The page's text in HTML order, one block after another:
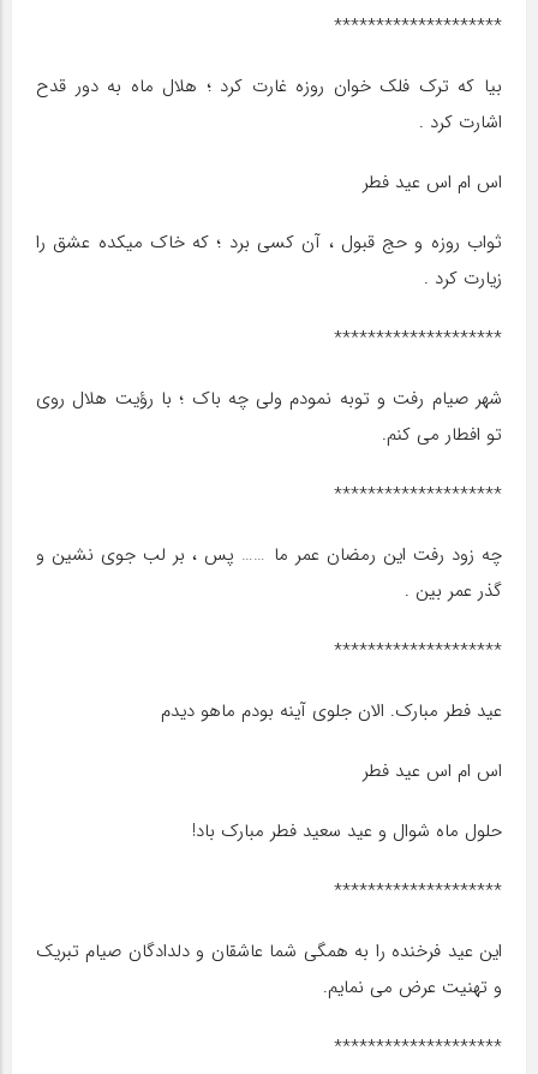
********************
بیا که ترک فلک خوان روزه غارت کرد ؛ هلال ماه به دور قدح
اشارت کرد .
اس ام اس عید فطر
ثواب روزه و حج قبول ، آن کسی برد ؛ که خاک میکده عشق را
زیارت کرد .
********************
شهر صیام رفت و توبه نمودم ولی چه باک ؛ با رؤیت هلال روی
تو افطار می کنم.
********************
چه زود رفت این رمضان عمر ما …… پس ، بر لب جوی نشین و
گذر عمر بین .
********************
عید فطر مبارک. الان جلوی آینه بودم ماهو دیدم
اس ام اس عید فطر
حلول ماه شوال و عید سعید فطر مبارک باد!
********************
این عید فرخنده را به همگی شما عاشقان و دلدادگان صیام تبریک
و تهنیت عرض می نمایم.
********************